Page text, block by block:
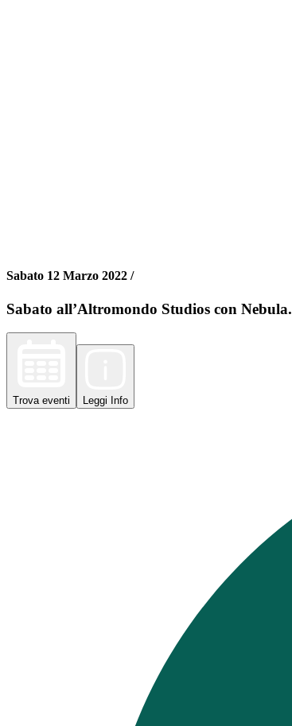
Sabato 12 Marzo 2022 /
Sabato all’Altromondo Studios con Nebula.
Trova eventi Leggi Info